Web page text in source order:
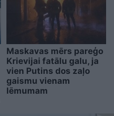
Maskavas mērs pareģo
Krievijai fatālu galu, ja
vien Putins dos zaļo
gaismu vienam
lēmumam